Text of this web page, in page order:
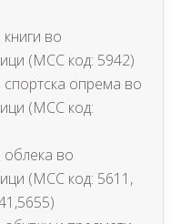
во
(МСС код: 5942)
спортска опрема во
(МСС код:
облека во
(МСС код: 5611,